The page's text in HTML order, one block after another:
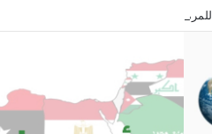
للمرة الثانية على التوالي.. ولاء السيد